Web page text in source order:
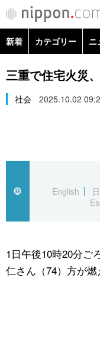
社会
旅と暮らし
新着 カテゴリー ニ
政治・外交
経済・ビジネス
社会
文化
科学・技術
暮らし
三重で住宅火災
社会 2025.10.02
English
1日午後10時20分ご
仁さん（74）方が